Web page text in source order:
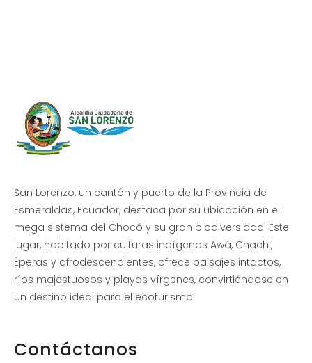
San Lorenzo, un cantón y puerto de la Provincia de
Esmeraldas, Ecuador, destaca por su ubicación en el
mega sistema del Chocó y su gran biodiversidad. Este
lugar, habitado por culturas indígenas Awá, Chachi,
Éperas y afrodescendientes, ofrece paisajes intactos,
ríos majestuosos y playas vírgenes, convirtiéndose en
un destino ideal para el ecoturismo.
Contáctanos